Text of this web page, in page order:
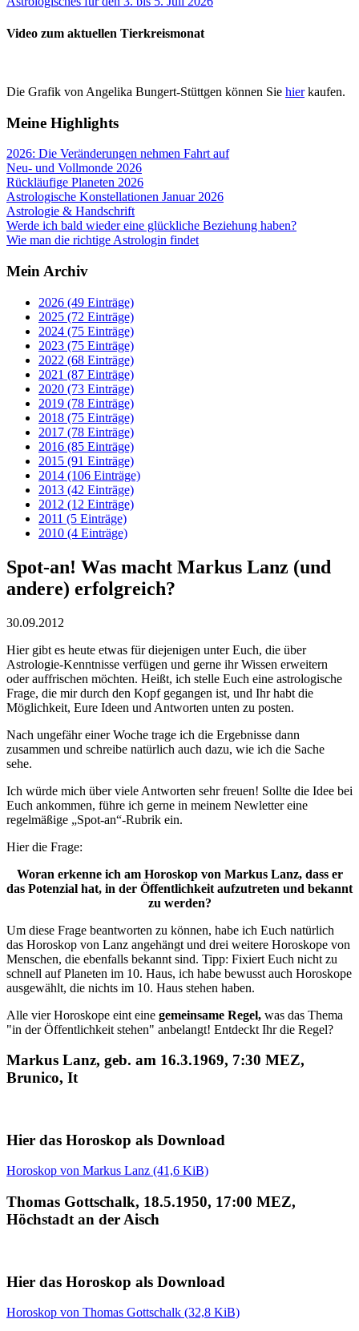
Video zum aktuellen Tierkreismonat
Die Grafik von Angelika Bungert-Stüttgen können Sie hierkaufen.
Meine Highlights
2026: Die Veränderungen nehmen Fahrt auf
Neu- und Vollmonde 2026
Rückläufige Planeten 2026
Astrologische Konstellationen Januar 2026
Astrologie & Handschrift
Werde ich bald wieder eine glückliche Beziehung haben?
Wie man die richtige Astrologin findet
Mein Archiv
2026 (49 Einträge)
2025 (72 Einträge)
2024 (75 Einträge)
2023 (75 Einträge)
2022 (68 Einträge)
2021 (87 Einträge)
2020 (73 Einträge)
2019 (78 Einträge)
2018 (75 Einträge)
2017 (78 Einträge)
2016 (85 Einträge)
2015 (91 Einträge)
2014 (106 Einträge)
2013 (42 Einträge)
2012 (12 Einträge)
2011 (5 Einträge)
2010 (4 Einträge)
Spot-an! Was macht Markus Lanz (und
andere) erfolgreich?
30.09.2012
Hier gibt es heute etwas für diejenigen unter Euch, die über
Astrologie-Kenntnisse verfügen und gerne ihr Wissen erweitern
oder auffrischen möchten. Heißt, ich stelle Euch eine astrologische
Frage, die mir durch den Kopf gegangen ist, und Ihr habt die
Möglichkeit, Eure Ideen und Antworten unten zu posten.
Nach ungefähr einer Woche trage ich die Ergebnisse dann
zusammen und schreibe natürlich auch dazu, wie ich die Sache
sehe.
Ich würde mich über viele Antworten sehr freuen! Sollte die Idee bei
Euch ankommen, führe ich gerne in meinem Newletter eine
regelmäßige „Spot-an“-Rubrik ein.
Hier die Frage:
Woran erkenne ich am Horoskop von Markus Lanz, dass er
das Potenzial hat, in der Öffentlichkeit aufzutreten und bekannt
zu werden?
Um diese Frage beantworten zu können, habe ich Euch natürlich
das Horoskop von Lanz angehängt und drei weitere Horoskope von
Menschen, die ebenfalls bekannt sind. Tipp: Fixiert Euch nicht zu
schnell auf Planeten im 10. Haus, ich habe bewusst auch Horoskope
ausgewählt, die nichts im 10. Haus stehen haben.
Alle vier Horoskope eint eine gemeinsame Regel, was das Thema
"in der Öffentlichkeit stehen" anbelangt! Entdeckt Ihr die Regel?
Markus Lanz, geb. am 16.3.1969, 7:30 MEZ,
Brunico, It
Hier das Horoskop als Download
Horoskop von Markus Lanz (41,6 KiB)
Thomas Gottschalk, 18.5.1950, 17:00 MEZ,
Höchstadt an der Aisch
Hier das Horoskop als Download
Horoskop von Thomas Gottschalk (32,8 KiB)